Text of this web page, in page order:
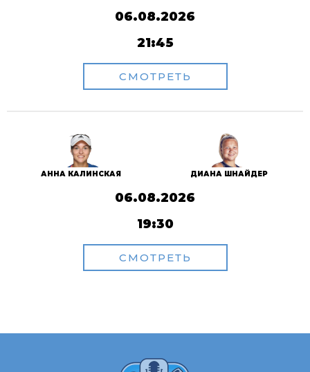
06.08.2026
21:45
СМОТРЕТЬ
АННА КАЛИНСКАЯ ДИАНА ШНАЙДЕР
06.08.2026
19:30
СМОТРЕТЬ